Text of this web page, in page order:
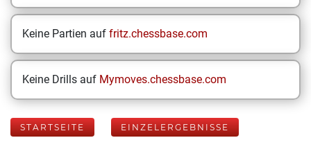
Keine Partien auf fritz.chessbase.com
Keine Drills auf Mymoves.chessbase.com
STARTSEITE EINZELERGEBNISSE